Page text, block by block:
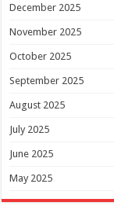
December 2025
November 2025
October 2025
September 2025
August 2025
July 2025
June 2025
May 2025